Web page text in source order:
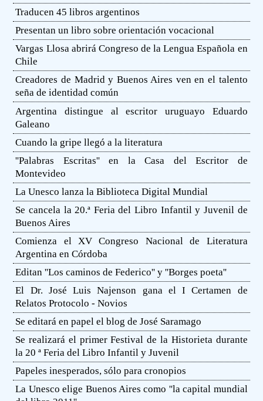
Traducen 45 libros argentinos
Presentan un libro sobre orientación vocacional
Vargas Llosa abrirá Congreso de la Lengua Española en
Chile
Creadores de Madrid y Buenos Aires ven en el talento
seña de identidad común
Argentina distingue al escritor uruguayo Eduardo
Galeano
Cuando la gripe llegó a la literatura
''Palabras Escritas'' en la Casa del Escritor de
Montevideo
La Unesco lanza la Biblioteca Digital Mundial
Se cancela la 20.ª Feria del Libro Infantil y Juvenil de
Buenos Aires
Comienza el XV Congreso Nacional de Literatura
Argentina en Córdoba
Editan ''Los caminos de Federico'' y ''Borges poeta''
El Dr. José Luis Najenson gana el I Certamen de
Relatos Protocolo - Novios
Se editará en papel el blog de José Saramago
Se realizará el primer Festival de la Historieta durante
la 20 ª Feria del Libro Infantil y Juvenil
Papeles inesperados, sólo para cronopios
La Unesco elige Buenos Aires como ''la capital mundial